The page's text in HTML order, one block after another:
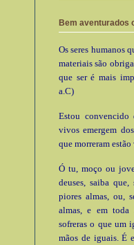
Bem aventurados
Os seres humanos
materiais são
que ser é mais
a.C)
Estou convencido
vivos emergem
que morreram
Ó tu, moço ou
deuses, saiba
piores almas, ou,
almas, e em toda
sofreras o que um
mãos de iguais. É